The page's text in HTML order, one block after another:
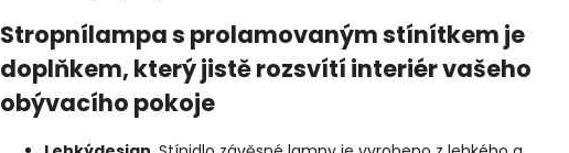
Stropnílampa s prolamovaným stínítkem je
doplňkem, který jistě rozsvítí interiér vašeho
obývacího pokoje